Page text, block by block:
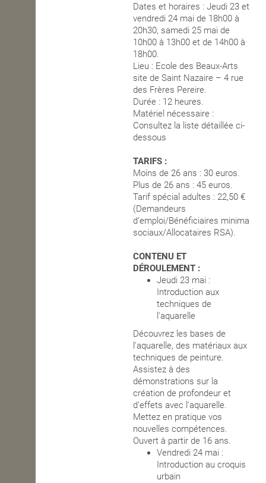
Dates et horaires : Jeudi 23 et
vendredi 24 mai de 18h00 à
20h30, samedi 25 mai de
10h00 à 13h00 et de 14h00 à
18h00.
Lieu : Ecole des Beaux-Arts
site de Saint Nazaire – 4 rue
des Frères Pereire.
Durée : 12 heures.
Matériel nécessaire :
Consultez la liste détaillée ci-
dessous
TARIFS :
Moins de 26 ans : 30 euros.
Plus de 26 ans : 45 euros.
Tarif spécial adultes : 22,50 €
(Demandeurs
d’emploi/Bénéficiaires minima
sociaux/Allocataires RSA).
CONTENU ET
DÉROULEMENT :
Jeudi 23 mai :
Introduction aux
techniques de
l'aquarelle
Découvrez les bases de
l'aquarelle, des matériaux aux
techniques de peinture.
Assistez à des
démonstrations sur la
création de profondeur et
d'effets avec l'aquarelle.
Mettez en pratique vos
nouvelles compétences.
Ouvert à partir de 16 ans.
Vendredi 24 mai :
Introduction au croquis
urbain